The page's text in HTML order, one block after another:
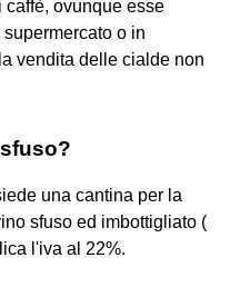
ovunque esse
o in
vendita delle cialde non
una cantina per la
sfuso ed imbottigliato (
l'iva al 22%.